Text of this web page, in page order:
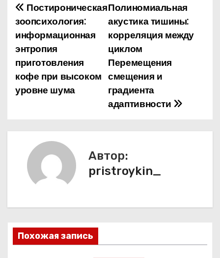
Н
а
в
и
г
ц
з
Полиномиальная
акустика тишины:
корреляция между
циклом
Перемещения
смещения и
градиента
адаптивности
Постироническая
зоопсихология:
информационная
энтропия
приготовления
кофе при высоком
уровне шума
Автор:
pristroykin_
Похожая запись